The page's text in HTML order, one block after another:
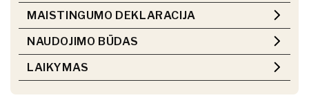
MAISTINGUMO DEKLARACIJA
NAUDOJIMO BŪDAS
LAIKYMAS